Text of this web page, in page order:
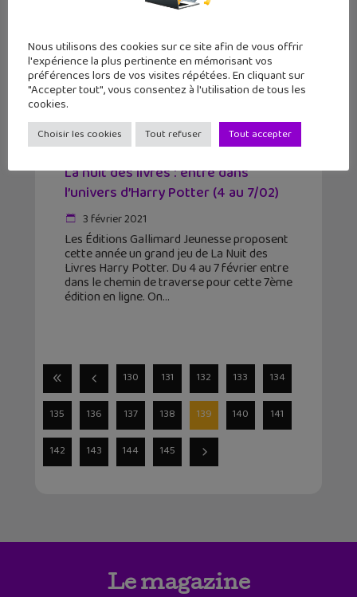
La nuit des livres : entre dans
l’univers d’Harry Potter (4 au 7/02)
3 février 2021
Les Éditions Gallimard Jeunesse proposent
cette année un grand jeu de La Nuit des
Livres Harry Potter. Du 4 au 7 février entre
dans le chemin de traverse pour cette 7ème
édition en ligne. On
130 131 132 133 134
135 136 137 138 139 140 141
142 143 144 145
Le magazine
Nous utilisons des cookies sur ce site afin de vous offrir
l'expérience la plus pertinente en mémorisant vos
préférences lors de vos visites répétées. En cliquant sur
"Accepter tout", vous consentez à l'utilisation de tous les
cookies.
Choisir les cookies Tout refuser Tout accepter